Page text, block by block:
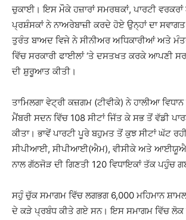
ਚੁਕਾਈ। ਇਸ ਮੌਕੇ ਹਜ਼ਾਰਾਂ ਸਮਰਥਕਾਂ, ਪਾਰਟੀ
ਪ੍ਰਸ਼ੰਸਕਾਂ ਨੇ ਨਾਅਰੇਬਾਜ਼ੀ ਕਰਦੇ ਹੋਏ ਉਨ੍ਹਾਂ ਦਾ
ਤੁਰੰਤ ਬਾਅਦ ਵਿਜੇ ਨੇ ਸੀਨੀਅਰ ਅਧਿਕਾਰੀਆਂ ਅਤੇ
ਵਿੱਚ ਸਰਕਾਰੀ ਫਾਈਲਾਂ ‘ਤੇ ਦਸਤਖਤ ਕਰਕੇ ਆਪਣੀ
ਦੀ ਸ਼ੁਰੂਆਤ ਕੀਤੀ।
ਤਾਮਿਲਗਾ ਵੇਟ੍ਰੀ ਕਜ਼ਗਮ (ਟੀਵੀਕੇ) ਨੇ ਹਾਲੀਆ
ਮੈਂਬਰੀ ਸਦਨ ਵਿੱਚ 108 ਸੀਟਾਂ ਜਿੱਤ ਕੇ ਸਭ ਤੋਂ ਵੱਡੀ
ਕੀਤਾ। ਭਾਵੇਂ ਪਾਰਟੀ ਪੂਰੇ ਬਹੁਮਤ ਤੋਂ ਕੁਝ ਸੀਟਾਂ ਘੱਟ
ਸੀਪੀਆਈ, ਸੀਪੀਆਈ(ਐਮ), ਵੀਸੀਕੇ ਅਤੇ
ਨਾਲ ਗੱਠਜੋੜ ਦੀ ਗਿਣਤੀ 120 ਵਿਧਾਇਕਾਂ ਤੱਕ ਪਹੁੰਚ
ਸਹੁੰ ਚੁੱਕ ਸਮਾਗਮ ਵਿੱਚ ਲਗਭਗ 6,000 ਮਹਿਮਾਨ
ਦੇ ਕੜੇ ਪ੍ਰਬੰਧ ਕੀਤੇ ਗਏ ਸਨ। ਇਸ ਸਮਾਗਮ ਵਿੱਚ ਲੋਕ